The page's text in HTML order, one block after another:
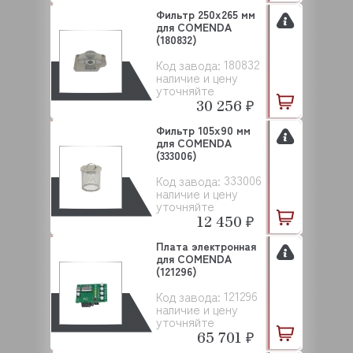
Код завода: 180832
наличие и цену
уточняйте
Фильтр 250x265 мм
для COMENDA
(180832)
30 256 ₽
Код завода: 333006
наличие и цену
уточняйте
Фильтр 105х90 мм
для COMENDA
(333006)
12 450 ₽
Код завода: 121296
наличие и цену
уточняйте
Плата электронная
для COMENDA
(121296)
65 701 ₽